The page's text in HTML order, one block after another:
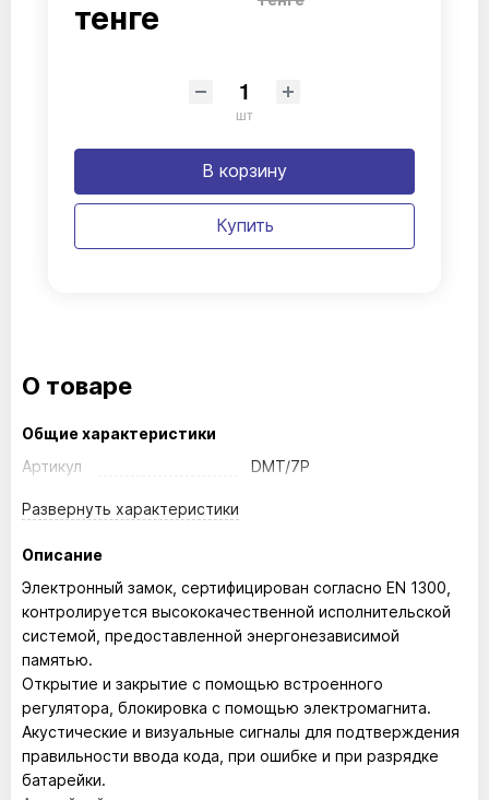
тенге
шт
В корзину
Купить
О товаре
Общие характеристики
Артикул
DMT/7P
Развернуть характеристики
Описание
Электронный замок, сертифицирован согласно EN 1300,
контролируется высококачественной исполнительской
системой, предоставленной энергонезависимой
памятью.
Открытие и закрытие с помощью встроенного
регулятора, блокировка с помощью электромагнита.
Акустические и визуальные сигналы для подтверждения
правильности ввода кода, при ошибке и при разрядке
батарейки.